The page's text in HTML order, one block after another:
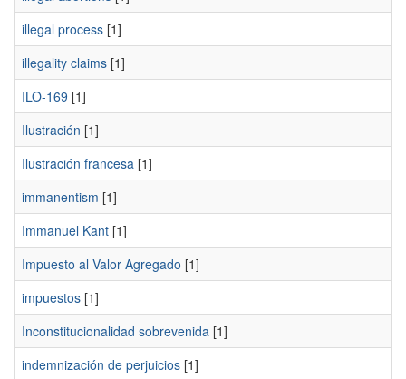
illegal process [1]
illegality claims [1]
ILO-169 [1]
Ilustración [1]
Ilustración francesa [1]
immanentism [1]
Immanuel Kant [1]
Impuesto al Valor Agregado [1]
impuestos [1]
Inconstitucionalidad sobrevenida [1]
indemnización de perjuicios [1]